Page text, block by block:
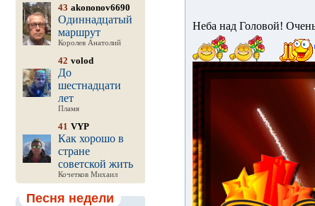
43 akononov6690
Одиннадцатый
маршрут
Королев Анатолий
42 volod
До
шестнадцати
лет
Пламя
41 VYP
Как хорошо в
стране
советской жить
Кочетков Михаил
Песня недели
Неба над Головой!